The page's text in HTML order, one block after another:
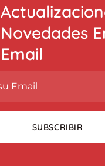
Novedades
Email